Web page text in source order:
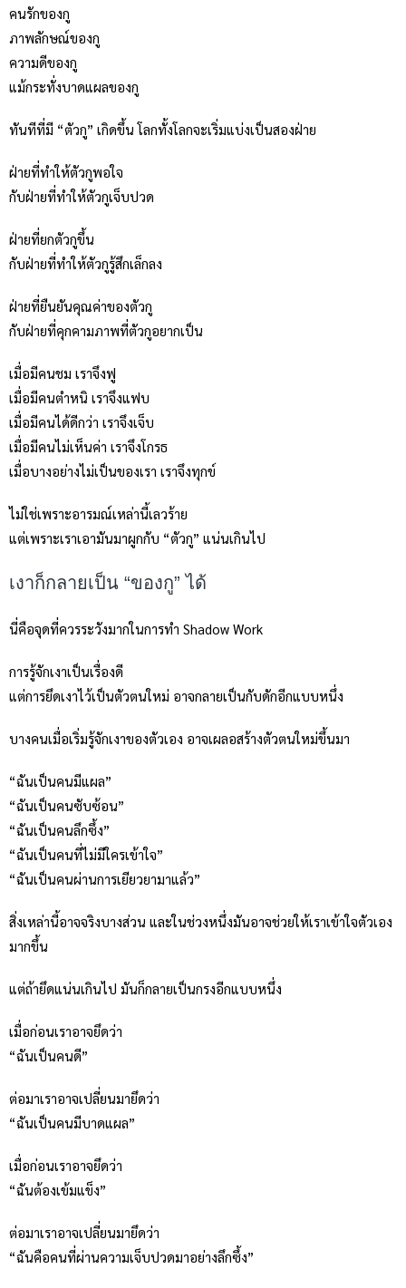
คนรักของกู
ภาพลักษณ์ของกู
ความดีของกู
แม้กระทั่งบาดแผลของกู
ทันทีที่มี “ตัวกู” เกิดขึ้น โลกทั้งโลกจะเริ่มแบ่งเป็นสองฝ่าย
ฝ่ายที่ทำให้ตัวกูพอใจ
กับฝ่ายที่ทำให้ตัวกูเจ็บปวด
ฝ่ายที่ยกตัวกูขึ้น
กับฝ่ายที่ทำให้ตัวกูรู้สึกเล็กลง
ฝ่ายที่ยืนยันคุณค่าของตัวกู
กับฝ่ายที่คุกคามภาพที่ตัวกูอยากเป็น
เมื่อมีคนชม เราจึงฟู
เมื่อมีคนตำหนิ เราจึงแฟบ
เมื่อมีคนได้ดีกว่า เราจึงเจ็บ
เมื่อมีคนไม่เห็นค่า เราจึงโกรธ
เมื่อบางอย่างไม่เป็นของเรา เราจึงทุกข์
ไม่ใช่เพราะอารมณ์เหล่านี้เลวร้าย
แต่เพราะเราเอามันมาผูกกับ “ตัวกู” แน่นเกินไป
เงาก็กลายเป็น “ของกู” ได้
นี่คือจุดที่ควรระวังมากในการทำ Shadow Work
การรู้จักเงาเป็นเรื่องดี
แต่การยึดเงาไว้เป็นตัวตนใหม่ อาจกลายเป็นกับดักอีกแบบหนึ่ง
บางคนเมื่อเริ่มรู้จักเงาของตัวเอง อาจเผลอสร้างตัวตนใหม่ขึ้นมา
“ฉันเป็นคนมีแผล”
“ฉันเป็นคนซับซ้อน”
“ฉันเป็นคนลึกซึ้ง”
“ฉันเป็นคนที่ไม่มีใครเข้าใจ”
“ฉันเป็นคนผ่านการเยียวยามาแล้ว”
สิ่งเหล่านี้อาจจริงบางส่วน และในช่วงหนึ่งมันอาจช่วยให้เราเข้าใจตัวเอง
มากขึ้น
แต่ถ้ายึดแน่นเกินไป มันก็กลายเป็นกรงอีกแบบหนึ่ง
เมื่อก่อนเราอาจยึดว่า
“ฉันเป็นคนดี”
ต่อมาเราอาจเปลี่ยนมายึดว่า
“ฉันเป็นคนมีบาดแผล”
เมื่อก่อนเราอาจยึดว่า
“ฉันต้องเข้มแข็ง”
ต่อมาเราอาจเปลี่ยนมายึดว่า
“ฉันคือคนที่ผ่านความเจ็บปวดมาอย่างลึกซึ้ง”